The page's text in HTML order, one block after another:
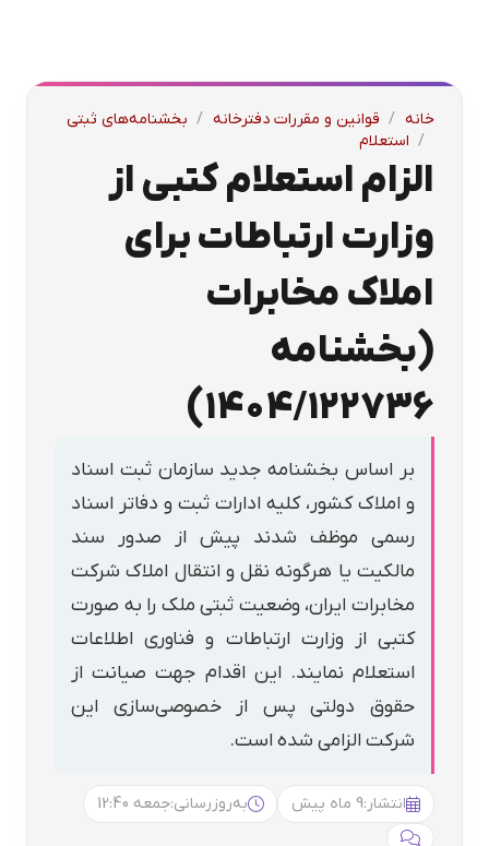
خانه / قوانین و مقررات دفترخانه / بخشنامه‌های ثبتی
/ استعلام
الزام استعلام کتبی از
وزارت ارتباطات برای
املاک مخابرات
(بخشنامه
۱۴۰۴/۱۲۲۷۳۶)
بر اساس بخشنامه جدید سازمان ثبت اسناد
و املاک کشور، کلیه ادارات ثبت و دفاتر اسناد
رسمی موظف شدند پیش از صدور سند
مالکیت یا هرگونه نقل و انتقال املاک شرکت
مخابرات ایران، وضعیت ثبتی ملک را به صورت
کتبی از وزارت ارتباطات و فناوری اطلاعات
استعلام نمایند. این اقدام جهت صیانت از
حقوق دولتی پس از خصوصی‌سازی این
شرکت الزامی شده است.
انتشار:9 ماه پیش به‌روزرسانی:جمعه 12:40